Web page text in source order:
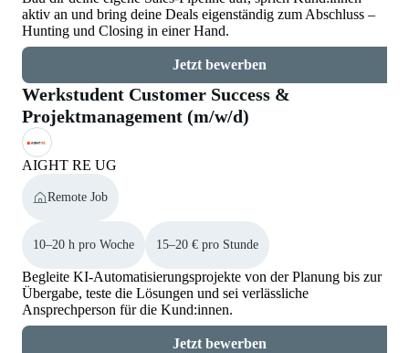
aktiv an und bring deine Deals eigenständig zum Abschluss –
Hunting und Closing in einer Hand.
Jetzt bewerben
Werkstudent Customer Success &
Projektmanagement (m/w/d)
AIGHT RE UG
Remote Job
10–20 h pro Woche 15–20 € pro Stunde
Begleite KI-Automatisierungsprojekte von der Planung bis zur
Übergabe, teste die Lösungen und sei verlässliche
Ansprechperson für die Kund:innen.
Jetzt bewerben